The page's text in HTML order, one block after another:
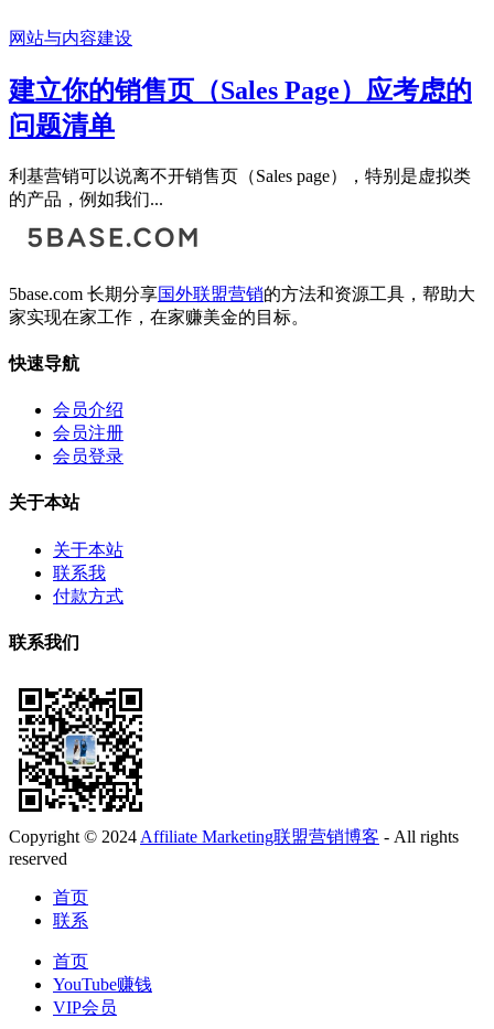
网站与内容建设
建立你的销售页（Sales Page）应考虑的
问题清单
利基营销可以说离不开销售页（Sales page），特别是虚拟类
的产品，例如我们...
5base.com 长期分享国外联盟营销的方法和资源工具，帮助大
家实现在家工作，在家赚美金的目标。
快速导航
会员介绍
会员注册
会员登录
关于本站
关于本站
联系我
付款方式
联系我们
Copyright © 2024 Affiliate Marketing联盟营销博客 - All rights
reserved
首页
联系
首页
YouTube赚钱
VIP会员